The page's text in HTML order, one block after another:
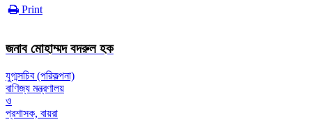
Print
জনাব মোহাম্মদ বদরুল হক
যুগ্মসচিব (পরিকল্পনা)
বাণিজ্য মন্ত্রণালয়
ও
প্রশাসক, বায়রা